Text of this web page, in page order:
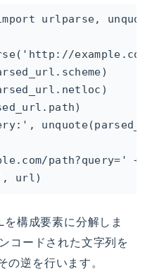
urlparse,
example.com/
path?query=' +
url)
を構成要素に分解しま
コードされた文字列を
の逆を行います。